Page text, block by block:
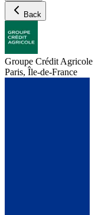
Back
Groupe Crédit Agricole
Paris, Île-de-France